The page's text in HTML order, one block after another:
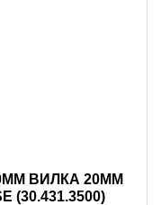
ВИЛКА 20ММ
(30.431.3500)